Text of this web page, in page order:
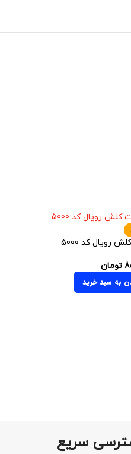
رویال کد 5000
تومان
به سبد خرید
سریع